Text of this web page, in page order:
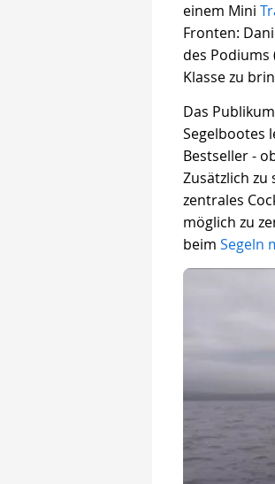
einem Mini
Fronten:
des
Klasse zu
Das
Segelbootes
Bestseller -
Zusätzlich
zentrales
möglich zu
beim Segeln